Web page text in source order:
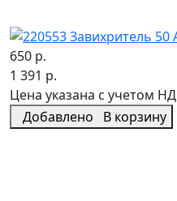
650 р.
1 391 р.
Цена указана с учетом
Добавлено
В корзину